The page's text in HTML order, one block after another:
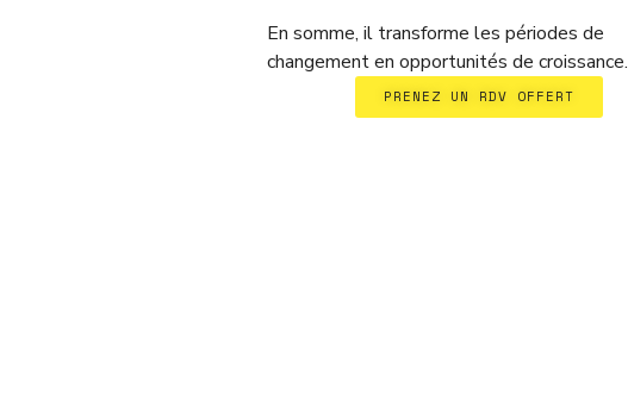
En somme, il transforme les périodes de
changement en opportunités de croissance.
PRENEZ UN RDV OFFERT